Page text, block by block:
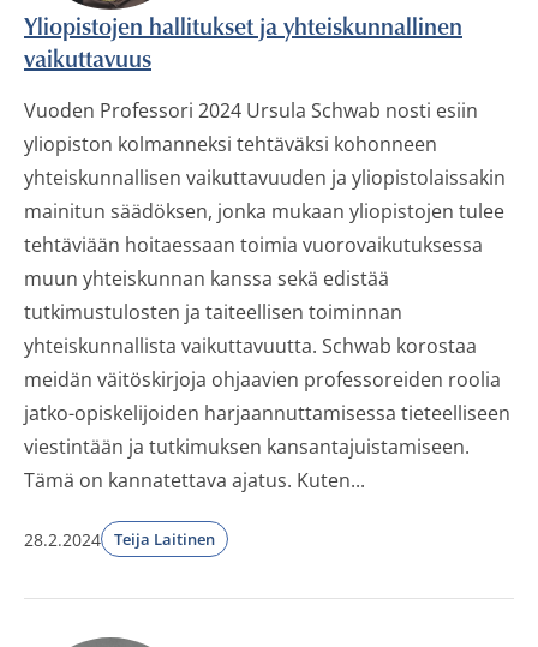
Yliopistojen hallitukset ja yhteiskunnallinen
vaikuttavuus
Vuoden Professori 2024 Ursula Schwab nosti esiin
yliopiston kolmanneksi tehtäväksi kohonneen
yhteiskunnallisen vaikuttavuuden ja yliopistolaissakin
mainitun säädöksen, jonka mukaan yliopistojen tulee
tehtäviään hoitaessaan toimia vuorovaikutuksessa
muun yhteiskunnan kanssa sekä edistää
tutkimustulosten ja taiteellisen toiminnan
yhteiskunnallista vaikuttavuutta. Schwab korostaa
meidän väitöskirjoja ohjaavien professoreiden roolia
jatko-opiskelijoiden harjaannuttamisessa tieteelliseen
viestintään ja tutkimuksen kansantajuistamiseen.
Tämä on kannatettava ajatus. Kuten...
28.2.2024 Teija Laitinen